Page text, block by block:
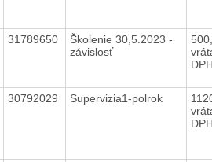
31789650
Školenie 30,5.2023 -
závislosť
DPH
30792029 Supervizia1-polrok
DPH